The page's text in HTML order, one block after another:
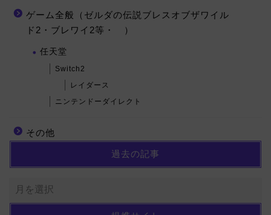
ゲーム全般（ゼルダの伝説ブレスオブザワイル
ド2・ブレワイ2等・ ）
任天堂
Switch2
レイダース
ニンテンドーダイレクト
その他
過去の記事